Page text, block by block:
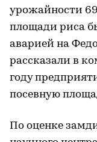
урожайности
площади риса
аварией на
рассказали в
году
посевную
По оценке